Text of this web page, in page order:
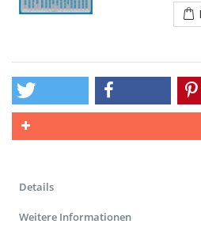
Details
Weitere Informationen